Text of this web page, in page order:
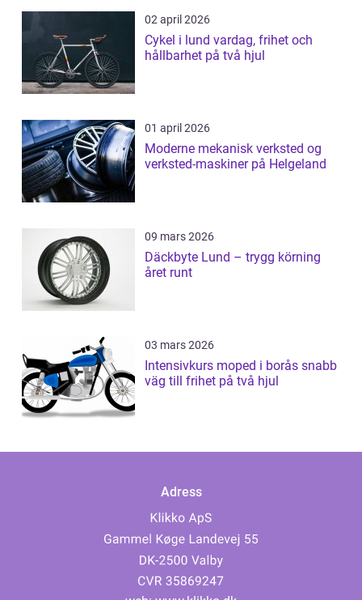
02 april 2026
Cykel i lund vardag, frihet och
hållbarhet på två hjul
01 april 2026
Moderne mekanisk verksted og
verksted-maskiner på Helgeland
09 mars 2026
Däckbyte Lund – trygg körning
året runt
03 mars 2026
Intensivkurs moped i borås snabb
väg till frihet på två hjul
Adress